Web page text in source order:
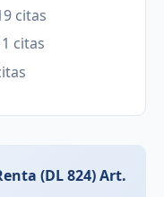
citas
citas
(DL 824) Art.